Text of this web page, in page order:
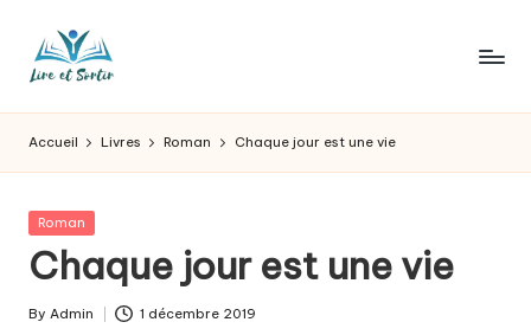
L
ir
e
e
t
s
pour
les
goûts,
des
pour
Accueil Livres Roman Chaque jour est une vie
Posted
Roman
Chaque jour est une vie
Posted
By Admin 1 décembre 2019